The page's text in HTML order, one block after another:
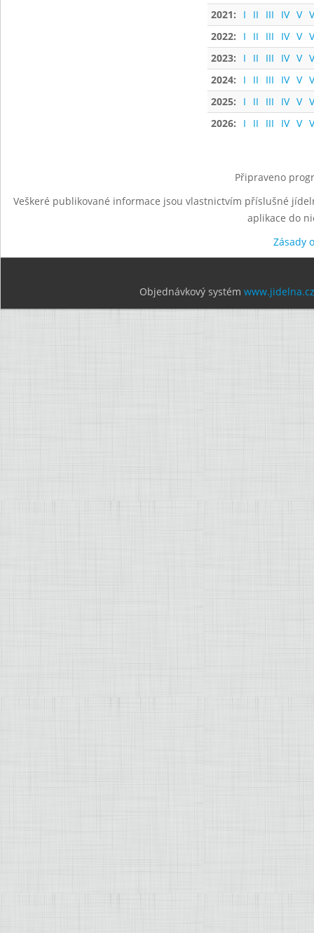
2021:
I II III IV V
2022:
I II III IV V
2023:
I II III IV V
2024:
I II III IV V
2025:
I II III IV V
2026:
I II III IV V
Připraveno
Veškeré publikované informace jsou vlastnictvím příslušné
aplikace do
Zásady
Objednávkový systém www.jidelna.cz